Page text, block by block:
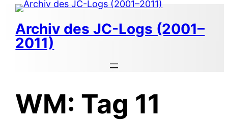
Zum
Inhalt
springen
Archiv des JC-Logs (2001–
2011)
WM: Tag 11